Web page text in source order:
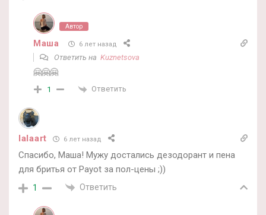
Автор
Маша 6 лет назад
Ответить на Kuznetsova
🤗🤗🤗
1 Ответить
lalaart 6 лет назад
Спасибо, Маша! Мужу достались дезодорант и пена
для бритья от Payot за пол-цены ;))
1 Ответить